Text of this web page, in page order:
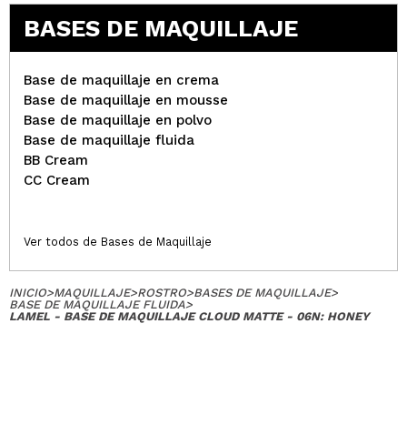
BASES DE MAQUILLAJE
Base de maquillaje en crema
Base de maquillaje en mousse
Base de maquillaje en polvo
Base de maquillaje fluida
BB Cream
CC Cream
Ver todos de Bases de Maquillaje
INICIO>MAQUILLAJE>ROSTRO>BASES DE MAQUILLAJE>
BASE DE MAQUILLAJE FLUIDA>
LAMEL - BASE DE MAQUILLAJE CLOUD MATTE - 06N: HONEY